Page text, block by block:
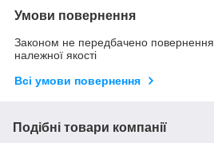
Умови повернення
Законом не передбачено повернення
належної якості
Всі умови повернення
Подібні товари компанії